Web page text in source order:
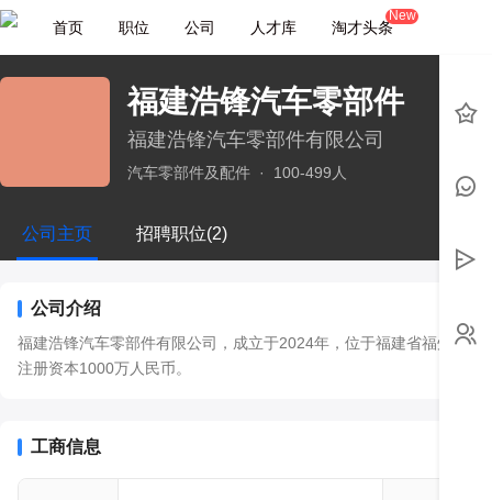
首页 职位 公司 人才库 淘才头条
New
福建浩锋汽车零部件
福建浩锋汽车零部件有限公司
汽车零部件及配件 · 100-499人
公司主页 招聘职位(2)
公司介绍
福建浩锋汽车零部件有限公司，成立于2024年，位于福建省福州市
注册资本1000万人民币。
工商信息